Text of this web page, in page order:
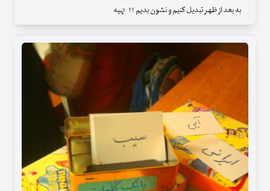
به بعد از ظهر تبدیل کنیم و نشون بدیم ؟؟ تهیه